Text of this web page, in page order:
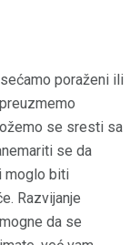
poraženi ili
se sresti sa
se da
moglo biti
Razvijanje
da se